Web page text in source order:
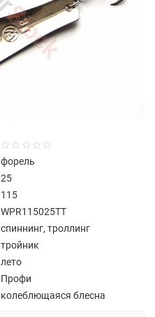
форель
25
115
WPR115025TT
спиннинг, троллинг
тройник
лето
Профи
колеблющаяся блесна